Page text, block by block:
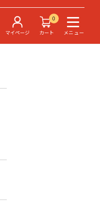
マイページ
0
カート
メニュー